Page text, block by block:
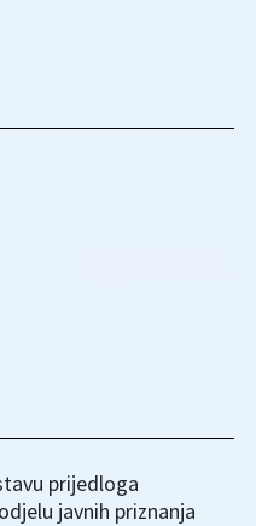
prijedloga
javnih priznanja